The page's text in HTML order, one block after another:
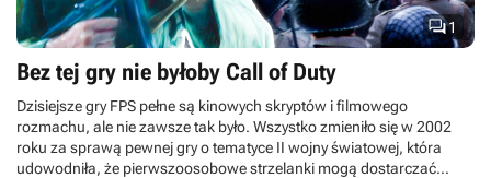
1
Bez tej gry nie byłoby Call of Duty
Dzisiejsze gry FPS pełne są kinowych skryptów i filmowego
rozmachu, ale nie zawsze tak było. Wszystko zmieniło się w 2002
roku za sprawą pewnej gry o tematyce II wojny światowej, która
udowodniła, że pierwszoosobowe strzelanki mogą dostarczać